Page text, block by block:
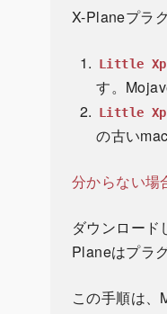
X-Planeプラ
Little
す。
Little
の古い
分からない場
ダウンロー
Planeはプラ
この手順は、